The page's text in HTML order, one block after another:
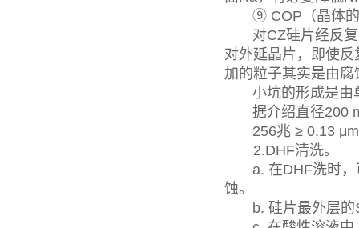
⑨ COP（晶体的
对CZ硅片经反复
对外延晶片，即使
加的粒子其实是由
小坑的形成是由单
据介绍直径200
256兆 ≥ 0.13 μm
2.DHF清洗。
a. 在DHF洗时，
蚀。
b. 硅片最外层的